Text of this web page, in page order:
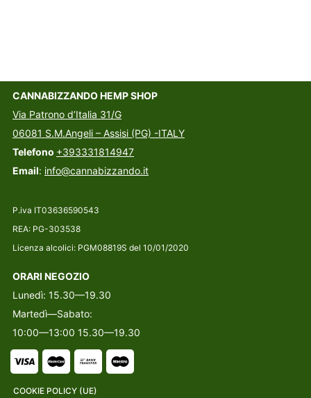
CANNABIZZANDO HEMP SHOP
Via Patrono d’Italia 31/G
06081 S.M.Angeli – Assisi (PG) -ITALY
Telefono +393331814947
Email: info@cannabizzando.it
P.iva IT03636590543
REA: PG-303538
Licenza alcolici: PGM08819S del 10/01/2020
ORARI NEGOZIO
Lunedì: 15.30—19.30
Martedì—Sabato:
10:00—13:00 15.30—19.30
COOKIE POLICY (UE)